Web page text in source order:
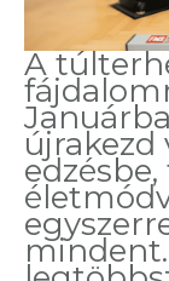
A
újrakezd